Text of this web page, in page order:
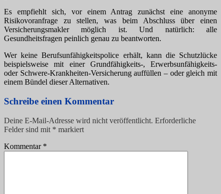
Es empfiehlt sich, vor einem Antrag zunächst eine anonyme
Risikovoranfrage zu stellen, was beim Abschluss über einen
Versicherungsmakler möglich ist. Und natürlich: alle
Gesundheitsfragen peinlich genau zu beantworten.
Wer keine Berufsunfähigkeitspolice erhält, kann die Schutzlücke
beispielsweise mit einer Grundfähigkeits-, Erwerbsunfähigkeits-
oder Schwere-Krankheiten-Versicherung auffüllen – oder gleich mit
einem Bündel dieser Alternativen.
Schreibe einen Kommentar
Deine E-Mail-Adresse wird nicht veröffentlicht. Erforderliche
Felder sind mit * markiert
Kommentar *